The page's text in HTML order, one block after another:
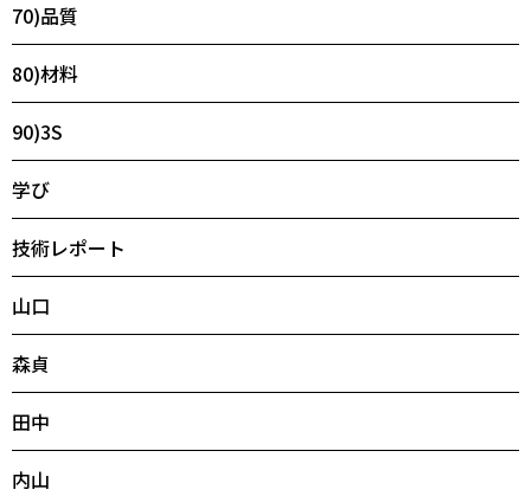
70)品質
80)材料
90)3S
学び
技術レポート
山口
森貞
田中
内山